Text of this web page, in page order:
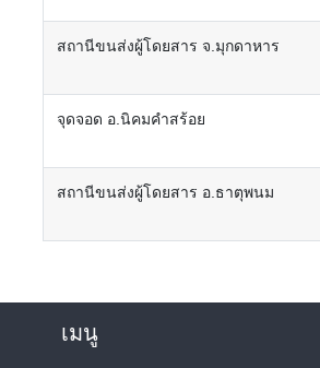
สถานีขนส่งผู้โดยสาร จ.มุกดาหาร
จุดจอด อ.นิคมคำสร้อย
สถานีขนส่งผู้โดยสาร อ.ธาตุพนม
เมนู